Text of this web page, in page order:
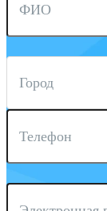
ФИО
Город
Телефон